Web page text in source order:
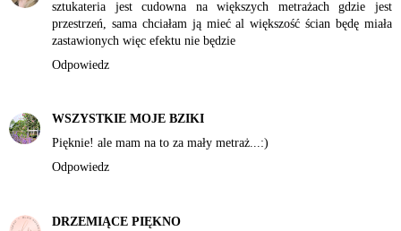
sztukateria jest cudowna na większych metrażach gdzie jest
przestrzeń, sama chciałam ją mieć al większość ścian będę miała
zastawionych więc efektu nie będzie
Odpowiedz
WSZYSTKIE MOJE BZIKI
Pięknie! ale mam na to za mały metraż...:)
Odpowiedz
DRZEMIĄCE PIĘKNO